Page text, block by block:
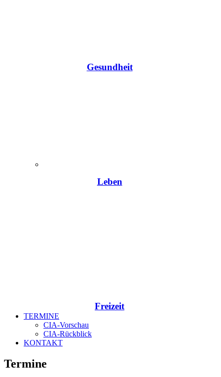
Gesundheit
Leben
Freizeit
TERMINE
CIA-Vorschau
CIA-Rückblick
KONTAKT
Termine